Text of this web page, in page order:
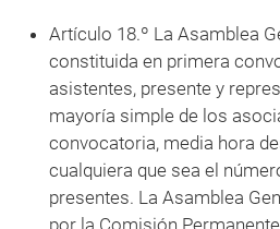
Artículo 18.º La Asamblea
constituida en primera
asistentes, presente y
mayoría simple de los
convocatoria, media hora
cualquiera que sea el
presentes. La Asamblea